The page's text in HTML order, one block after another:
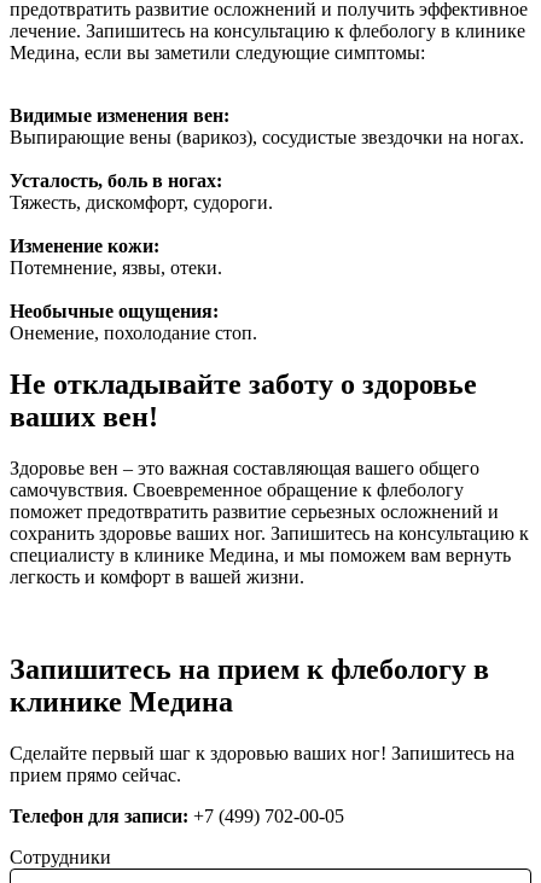
предотвратить развитие осложнений и получить эффективное
лечение. Запишитесь на консультацию к флебологу в клинике
Медина, если вы заметили следующие симптомы:
Видимые изменения вен:
Выпирающие вены (варикоз), сосудистые звездочки на ногах.
Усталость, боль в ногах:
Тяжесть, дискомфорт, судороги.
Изменение кожи:
Потемнение, язвы, отеки.
Необычные ощущения:
Онемение, похолодание стоп.
Не откладывайте заботу о здоровье
ваших вен!
Здоровье вен – это важная составляющая вашего общего
самочувствия. Своевременное обращение к флебологу
поможет предотвратить развитие серьезных осложнений и
сохранить здоровье ваших ног. Запишитесь на консультацию к
специалисту в клинике Медина, и мы поможем вам вернуть
легкость и комфорт в вашей жизни.
Запишитесь на прием к флебологу в
клинике Медина
Сделайте первый шаг к здоровью ваших ног! Запишитесь на
прием прямо сейчас.
Телефон для записи: +7 (499) 702-00-05
Сотрудники